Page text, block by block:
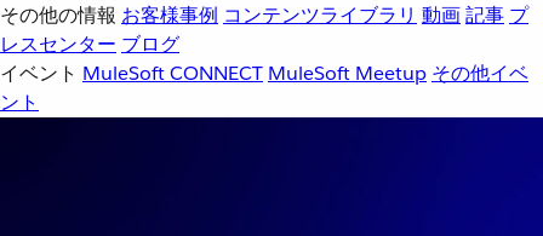
その他の情報 お客様事例 コンテンツライブラリ 動画記事 プ
レスセンター ブログ
イベント MuleSoft CONNECT MuleSoft Meetup その他イベ
ント